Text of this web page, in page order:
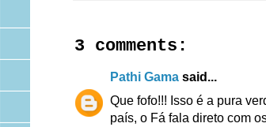
3 comments:
Pathi Gamasaid...
Que fofo!!! Isso é a pura
país, o Fá fala direto com